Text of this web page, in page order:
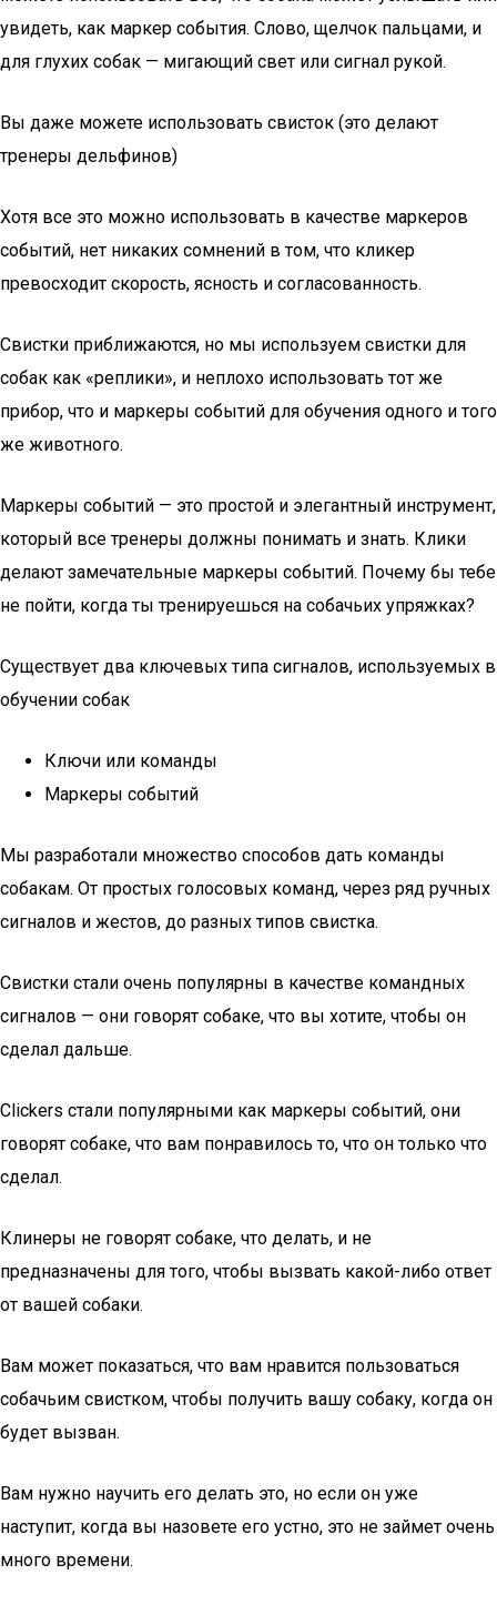
увидеть, как маркер события. Слово, щелчок пальцами, и
для глухих собак — мигающий свет или сигнал рукой.
Вы даже можете использовать свисток (это делают
тренеры дельфинов)
Хотя все это можно использовать в качестве маркеров
событий, нет никаких сомнений в том, что кликер
превосходит скорость, ясность и согласованность.
Свистки приближаются, но мы используем свистки для
собак как «реплики», и неплохо использовать тот же
прибор, что и маркеры событий для обучения одного и того
же животного.
Маркеры событий — это простой и элегантный инструмент,
который все тренеры должны понимать и знать. Клики
делают замечательные маркеры событий. Почему бы тебе
не пойти, когда ты тренируешься на собачьих упряжках?
Существует два ключевых типа сигналов, используемых в
обучении собак
Ключи или команды
Маркеры событий
Мы разработали множество способов дать команды
собакам. От простых голосовых команд, через ряд ручных
сигналов и жестов, до разных типов свистка.
Свистки стали очень популярны в качестве командных
сигналов — они говорят собаке, что вы хотите, чтобы он
сделал дальше.
Clickers стали популярными как маркеры событий, они
говорят собаке, что вам понравилось то, что он только что
сделал.
Клинеры не говорят собаке, что делать, и не
предназначены для того, чтобы вызвать какой-либо ответ
от вашей собаки.
Вам может показаться, что вам нравится пользоваться
собачьим свистком, чтобы получить вашу собаку, когда он
будет вызван.
Вам нужно научить его делать это, но если он уже
наступит, когда вы назовете его устно, это не займет очень
много времени.